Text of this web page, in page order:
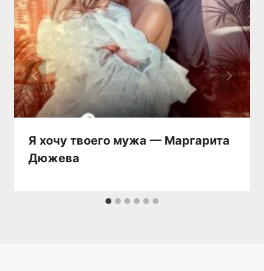
Я хочу твоего мужа — Маргарита
Дюжева